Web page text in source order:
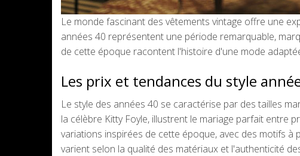
Le monde fascinant des vêtements vintage offre une
années 40 représentent une période remarquable,
de cette époque racontent l'histoire d'une mode
Les prix et tendances du style
Le style des années 40 se caractérise par des tailles
la célèbre Kitty Foyle, illustrent le mariage parfait entre
variations inspirées de cette époque, avec des motifs
varient selon la qualité des matériaux et l'authenticité